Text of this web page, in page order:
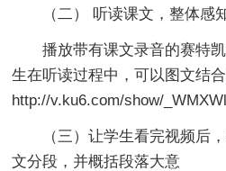
（二） 听读课文，整体感
播放带有课文录音的赛特
生在听读过程中，可以图文结
http://v.ku6.com/show/
（三）让学生看完视频后
文分段，并概括段落大意